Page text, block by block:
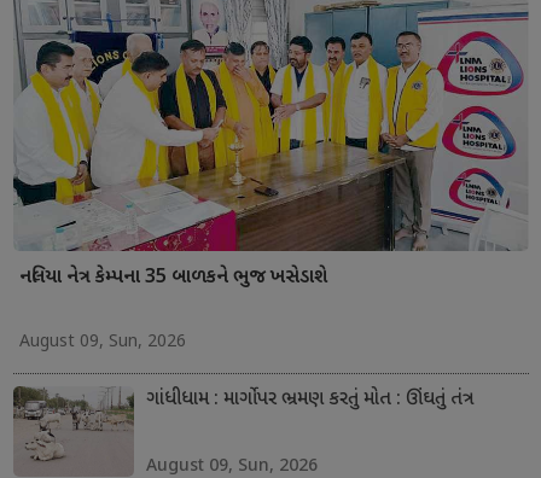
નલિયા નેત્ર કેમ્પના 35 બાળકને ભુજ ખસેડાશે
August 09, Sun, 2026
ગાંધીધામ : માર્ગો પર ભ્રમણ કરતું મોત : ઊંઘતું તંત્ર
August 09, Sun, 2026